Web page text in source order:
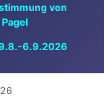
von
6.9.2026